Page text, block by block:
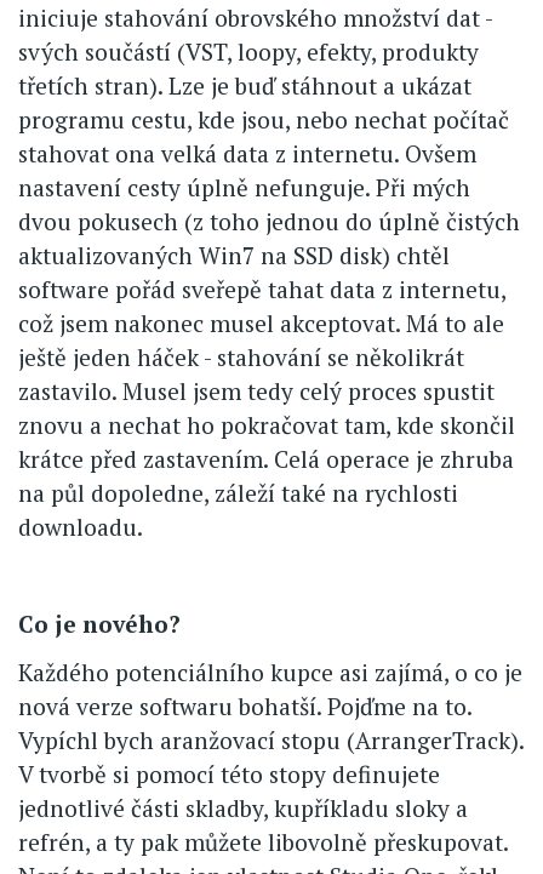
iniciuje stahování obrovského množství dat -
svých součástí (VST, loopy, efekty, produkty
třetích stran). Lze je buď stáhnout a ukázat
programu cestu, kde jsou, nebo nechat počítač
stahovat ona velká data z internetu. Ovšem
nastavení cesty úplně nefunguje. Při mých
dvou pokusech (z toho jednou do úplně čistých
aktualizovaných Win7 na SSD disk) chtěl
software pořád sveřepě tahat data z internetu,
což jsem nakonec musel akceptovat. Má to ale
ještě jeden háček - stahování se několikrát
zastavilo. Musel jsem tedy celý proces spustit
znovu a nechat ho pokračovat tam, kde skončil
krátce před zastavením. Celá operace je zhruba
na půl dopoledne, záleží také na rychlosti
downloadu.
Co je nového?
Každého potenciálního kupce asi zajímá, o co je
nová verze softwaru bohatší. Pojďme na to.
Vypíchl bych aranžovací stopu (ArrangerTrack).
V tvorbě si pomocí této stopy definujete
jednotlivé části skladby, kupříkladu sloky a
refrén, a ty pak můžete libovolně přeskupovat.